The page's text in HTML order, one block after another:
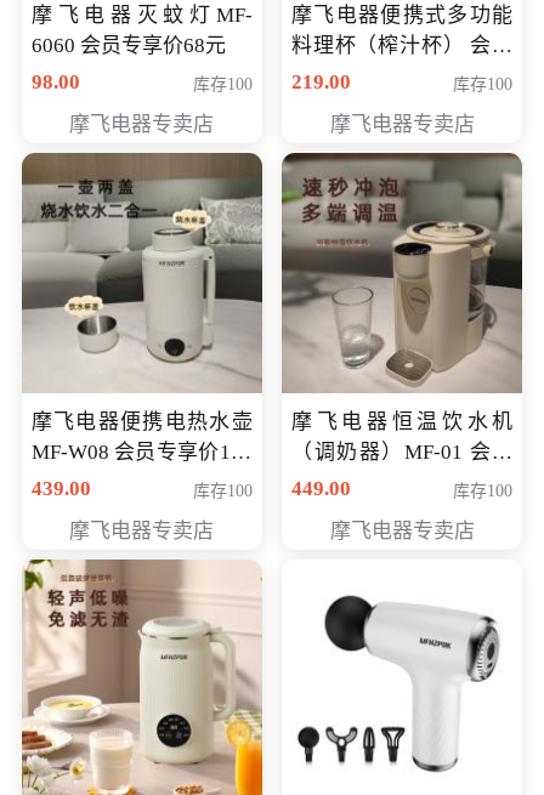
摩飞电器灭蚊灯MF-
6060 会员专享价68元
98.00
库存100
摩飞电器专卖店
摩飞电器便携式多功能
料理杯（榨汁杯） 会员
专享价118元
219.00 库存100
摩飞电器专卖店
摩飞电器便携电热水壶
MF-W08 会员专享价198
元
439.00 库存100
摩飞电器专卖店
摩飞电器恒温饮水机
（调奶器）MF-01 会员
专享价366元
449.00 库存100
摩飞电器专卖店